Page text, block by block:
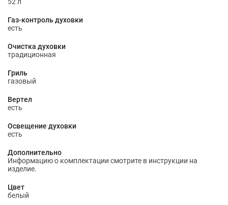
Газ-контроль духовки
есть
Очистка духовки
традиционная
Гриль
газовый
Вертел
есть
Освещение духовки
есть
Дополнительно
Информацию о комплектации смотрите в инструкции на
изделие.
Цвет
белый